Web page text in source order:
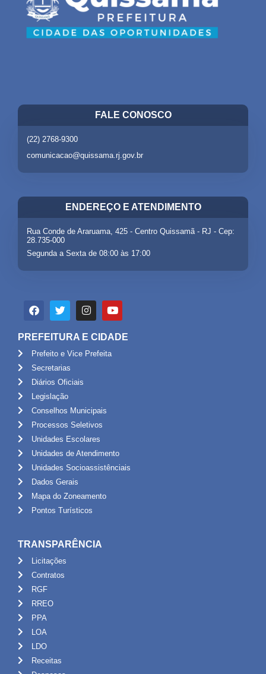
FALE CONOSCO
(22) 2768-9300
comunicacao@quissama.rj.gov.br
ENDEREÇO E ATENDIMENTO
Rua Conde de Araruama, 425 - Centro Quissamã - RJ - Cep:
28.735-000
Segunda a Sexta de 08:00 às 17:00
PREFEITURA E CIDADE
Prefeito e Vice Prefeita
Secretarias
Diários Oficiais
Legislação
Conselhos Municipais
Processos Seletivos
Unidades Escolares
Unidades de Atendimento
Unidades Socioassistênciais
Dados Gerais
Mapa do Zoneamento
Pontos Turísticos
TRANSPARÊNCIA
Licitações
Contratos
RGF
RREO
PPA
LOA
LDO
Receitas